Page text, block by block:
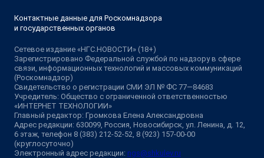
Контактные данные для Роскомнадзора
и государственных органов
Сетевое издание «НГС.НОВОСТИ» (18+)
Зарегистрировано Федеральной службой по надзору в сфере
связи, информационных технологий и массовых коммуникаций
(Роскомнадзор)
Свидетельство о регистрации СМИ ЭЛ № ФС 77—84683
Учредитель: Общество с ограниченной ответственностью
«ИНТЕРНЕТ ТЕХНОЛОГИИ»
Главный редактор: Громкова Елена Александровна
Адрес редакции: 630099, Россия, Новосибирск, ул. Ленина, д. 12,
6 этаж, телефон 8 (383) 212-52-52, 8 (923) 157-00-00
(круглосуточно)
Электронный адрес редакции: ngs@shkulev.ru